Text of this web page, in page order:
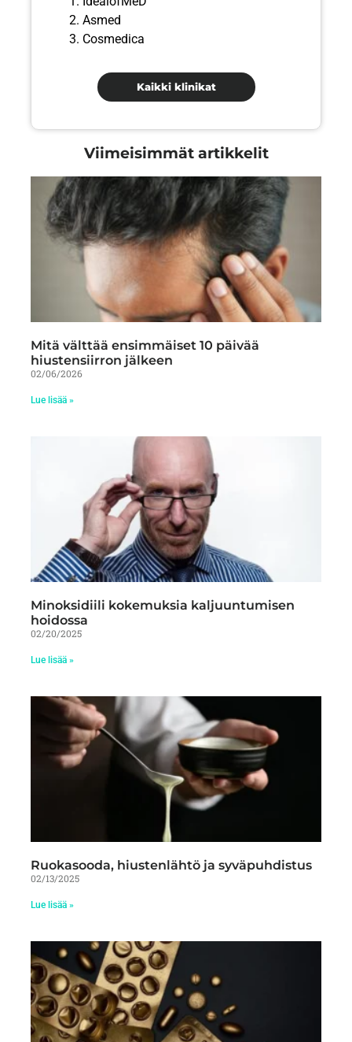
Asmed
Cosmedica
Kaikki klinikat
Viimeisimmät artikkelit
Mitä välttää ensimmäiset 10 päivää
hiustensiirron jälkeen
02/06/2026
Lue lisää »
Minoksidiili kokemuksia kaljuuntumisen
hoidossa
02/20/2025
Lue lisää »
Ruokasooda, hiustenlähtö ja syväpuhdistus
02/13/2025
Lue lisää »